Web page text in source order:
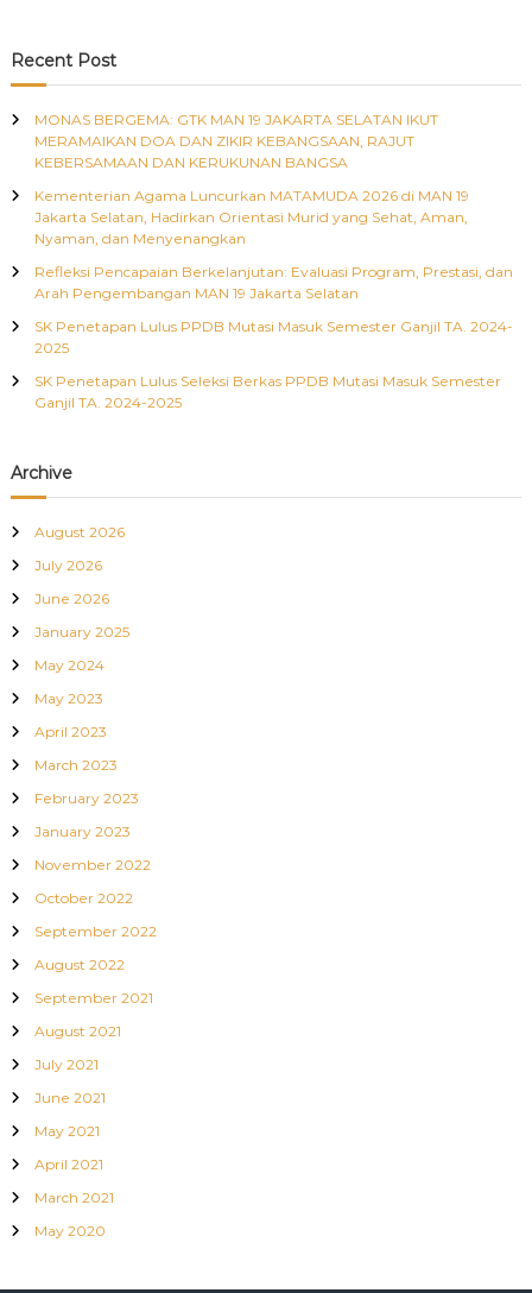
Recent Post
MONAS BERGEMA: GTK MAN 19 JAKARTA SELATAN IKUT
MERAMAIKAN DOA DAN ZIKIR KEBANGSAAN, RAJUT
KEBERSAMAAN DAN KERUKUNAN BANGSA
Kementerian Agama Luncurkan MATAMUDA 2026 di MAN 19
Jakarta Selatan, Hadirkan Orientasi Murid yang Sehat, Aman,
Nyaman, dan Menyenangkan
Refleksi Pencapaian Berkelanjutan: Evaluasi Program, Prestasi, dan
Arah Pengembangan MAN 19 Jakarta Selatan
SK Penetapan Lulus PPDB Mutasi Masuk Semester Ganjil TA. 2024-
2025
SK Penetapan Lulus Seleksi Berkas PPDB Mutasi Masuk Semester
Ganjil TA. 2024-2025
Archive
August 2026
July 2026
June 2026
January 2025
May 2024
May 2023
April 2023
March 2023
February 2023
January 2023
November 2022
October 2022
September 2022
August 2022
September 2021
August 2021
July 2021
June 2021
May 2021
April 2021
March 2021
May 2020